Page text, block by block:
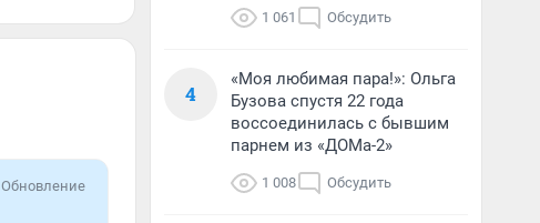
Обновление
1 061 Обсудить
4
«Моя любимая пара!»: Ольга
Бузова спустя 22 года
воссоединилась с бывшим
парнем из «ДОМа-2»
1 008 Обсудить